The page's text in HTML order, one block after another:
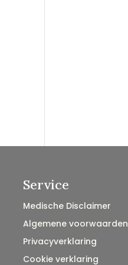
Service
Medische Disclaimer
Algemene voorwaarden
Privacyverklaring
Cookie verklaring